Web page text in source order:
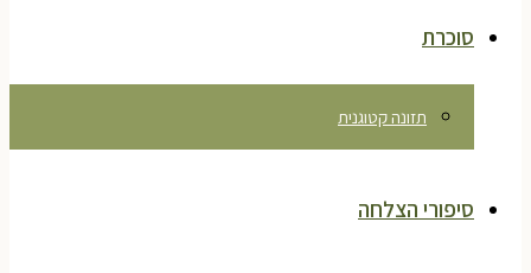
סוכרת
תזונה קטוגנית
סיפורי הצלחה